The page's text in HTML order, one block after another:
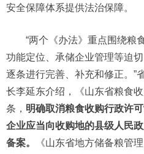
安全保障体系提供法治保障。
“两个《办法》重点围绕粮
功能定位、承储企业管理等迫
逐条进行完善、补充和修正。”
长李延东介绍，《山东省粮食
条， 明确取消粮食收购行政许
企业应当向收购地的县级人民
备案。
《山东省地方储备粮管